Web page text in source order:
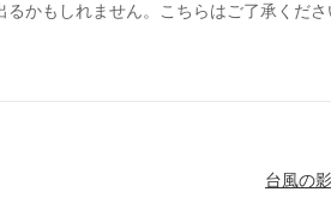
かもしれません。こちらはご了承くださ
台風の